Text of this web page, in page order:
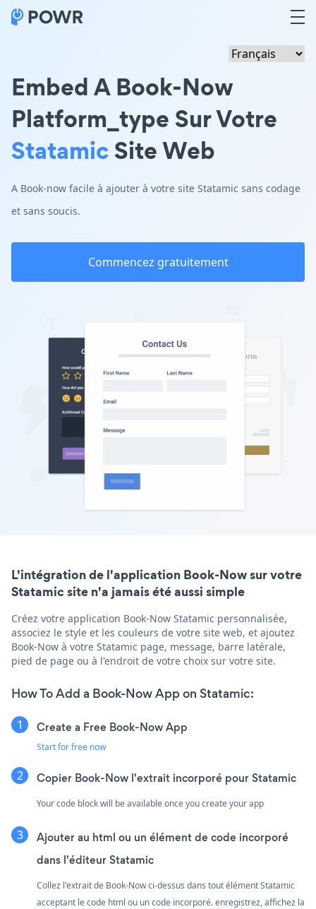
Embed A Book-Now
Platform_type Sur Votre
StatamicSite Web
A Book-now facile à ajouter à votre site Statamic sans codage
et sans soucis.
Commencez gratuitement
L'intégration de l'application Book-Now sur votre
Statamic site n'a jamais été aussi simple
Créez votre application Book-Now Statamic personnalisée,
associez le style et les couleurs de votre site web, et ajoutez
Book-Now à votre Statamic page, message, barre latérale,
pied de page ou à l'endroit de votre choix sur votre site.
How To Add a Book-Now App on Statamic:
Create a Free Book-Now App
Start for free now
Copier Book-Now l'extrait incorporé pour Statamic
Your code block will be available once you create your app
Ajouter au html ou un élément de code incorporé
dans l'éditeur Statamic
Collez l'extrait de Book-Now ci-dessus dans tout élément Statamic
acceptant le code html ou un code incorporé. enregistrez, affichez la